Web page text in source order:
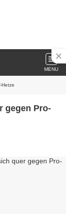
MENU
Hetze
gegen Pro-